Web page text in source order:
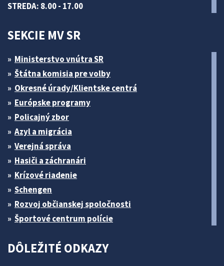
STREDA: 8.00 - 17.00
SEKCIE MV SR
Ministerstvo vnútra SR
Štátna komisia pre volby
Okresné úrady/Klientske centrá
Európske programy
Policajný zbor
Azyl a migrácia
Verejná správa
Hasiči a záchranári
Krízové riadenie
Schengen
Rozvoj občianskej spoločnosti
Športové centrum polície
DÔLEŽITÉ ODKAZY